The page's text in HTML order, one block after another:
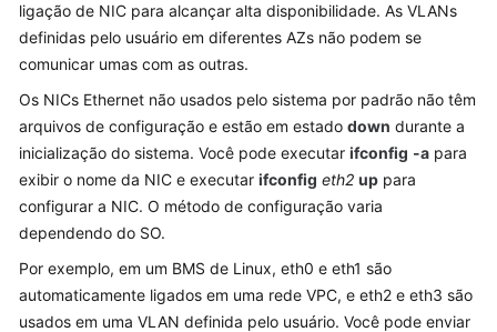
Operações
comuns
Imagem
Disco
Par
de
chaves
ligação de NIC para alcançar alta disponibilidade. As VLANs
definidas pelo usuário em diferentes AZs não podem se
comunicar umas com as outras.
Os NICs Ethernet não usados pelo sistema por padrão não têm
arquivos de configuração e estão em estado down durante a
inicialização do sistema. Você pode executar ifconfig -a para
exibir o nome da NIC e executar ifconfig eth2 up para
configurar a NIC. O método de configuração varia
dependendo do SO.
Por exemplo, em um BMS de Linux, eth0 e eth1 são
automaticamente ligados em uma rede VPC, e eth2 e eth3 são
usados em uma VLAN definida pelo usuário. Você pode enviar